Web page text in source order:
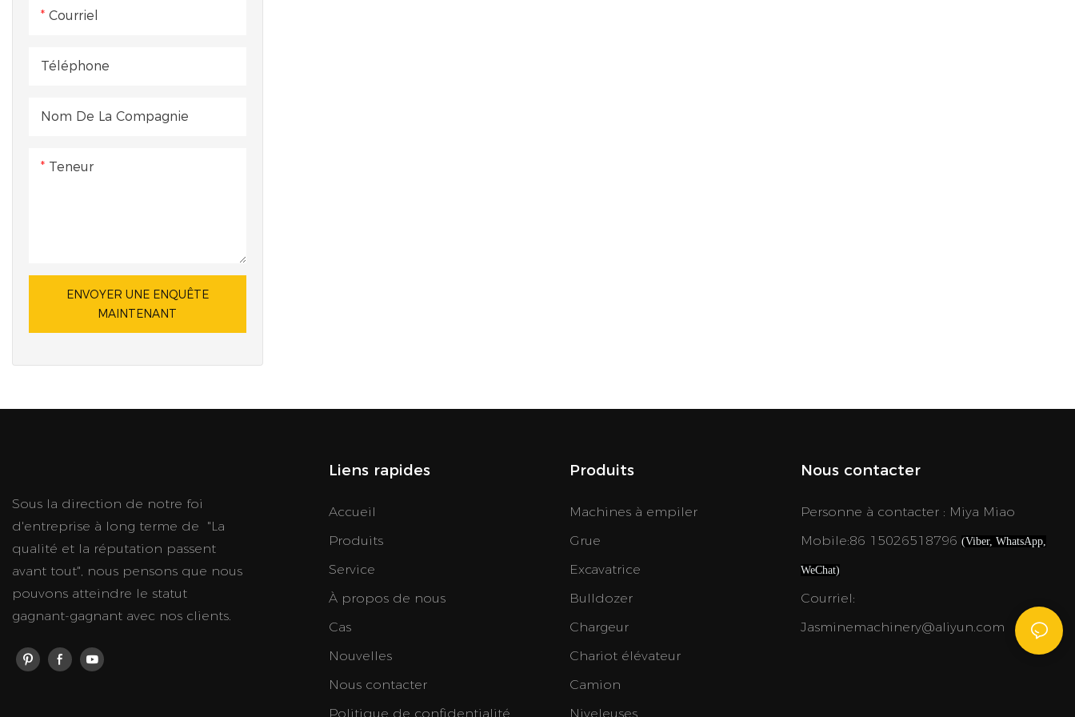
Courriel
Téléphone
Nom De La Compagnie
Teneur
ENVOYER UNE ENQUÊTE
MAINTENANT
Sous la direction de notre foi
d'entreprise à long terme de "La
qualité et la réputation passent
avant tout", nous pensons que nous
pouvons atteindre le statut
gagnant-gagnant avec nos clients.
Liens rapides
Accueil
Produits
Service
À propos de nous
Cas
Nouvelles
Nous contacter
Politique de confidentialité
Produits
Machines à empiler
Grue
Excavatrice
Bulldozer
Chargeur
Chariot élévateur
Camion
Niveleuses
Nous contacter
Personne à contacter : Miya Miao
Mobile:86 15026518796 (Viber, WhatsApp,
WeChat)
Courriel:
Jasminemachinery@aliyun.com